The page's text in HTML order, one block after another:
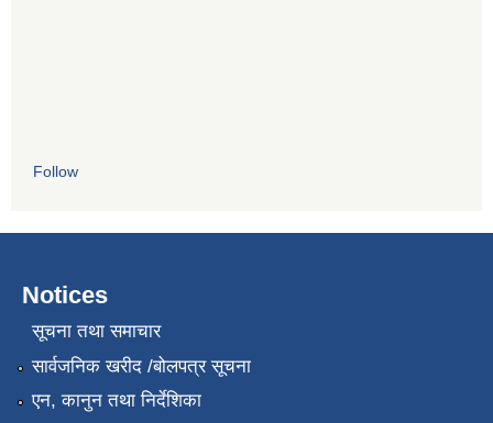
Follow
Notices
सूचना तथा समाचार
सार्वजनिक खरीद /बोलपत्र सूचना
एन, कानुन तथा निर्देशिका